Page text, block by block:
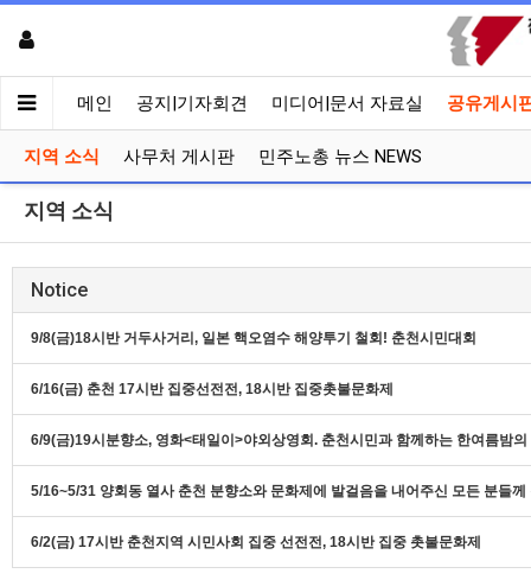
메인 공지|기자회견 미디어|문서 자료실 공유게시
지역 소식 사무처 게시판 민주노총 뉴스 NEWS
지역 소식
Notice
9/8(금)18시반 거두사거리, 일본 핵오염수 해양투기 철회! 춘천시민대회
6/16(금) 춘천 17시반 집중선전전, 18시반 집중촛불문화제
6/9(금)19시분향소, 영화<태일이>야외상영회. 춘천시민과 함께하는 한여름밤의
5/16~5/31 양회동 열사 춘천 분향소와 문화제에 발걸음을 내어주신 모든 분들
6/2(금) 17시반 춘천지역 시민사회 집중 선전전, 18시반 집중 촛불문화제